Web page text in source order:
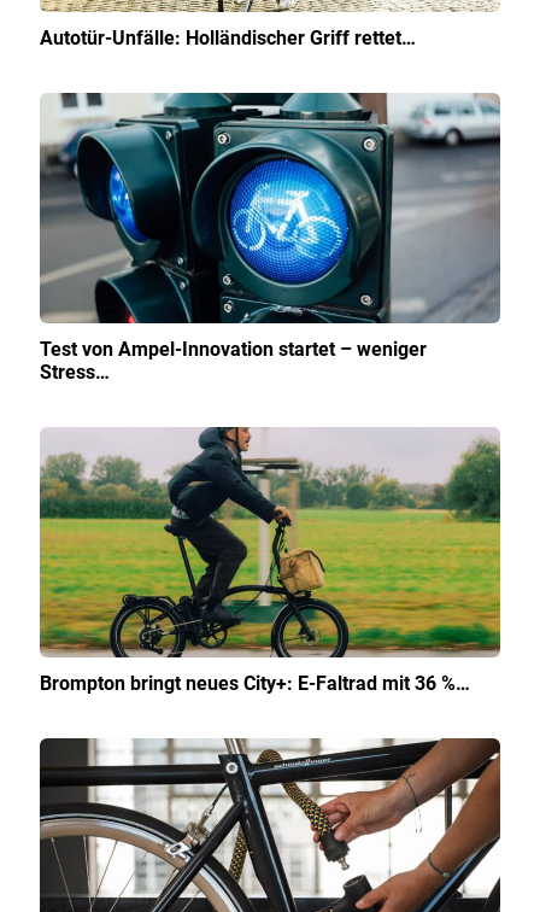
Autotür-Unfälle: Holländischer Griff rettet…
Test von Ampel-Innovation startet – weniger
Stress…
Brompton bringt neues City+: E-Faltrad mit 36 %…